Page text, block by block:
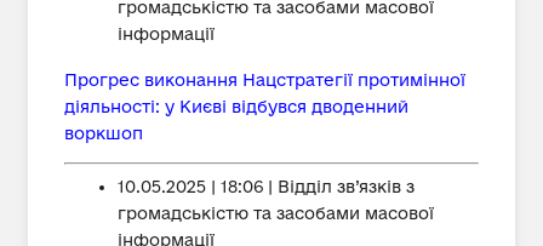
громадськістю та засобами масової
інформації
Прогрес виконання Нацстратегії протимінної
діяльності: у Києві відбувся дводенний
воркшоп
10.05.2025 | 18:06 | Відділ зв’язків з
громадськістю та засобами масової
інформації